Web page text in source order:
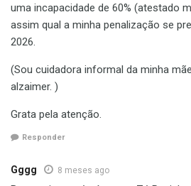
uma incapacidade de 60% (atestado
assim qual a minha penalização se
2026.
(Sou cuidadora informal da minha
alzaimer. )
Grata pela atenção.
Responder
Gggg 8 meses ago